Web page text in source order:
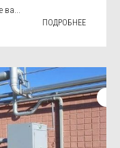
ва...
ПОДРОБНЕЕ